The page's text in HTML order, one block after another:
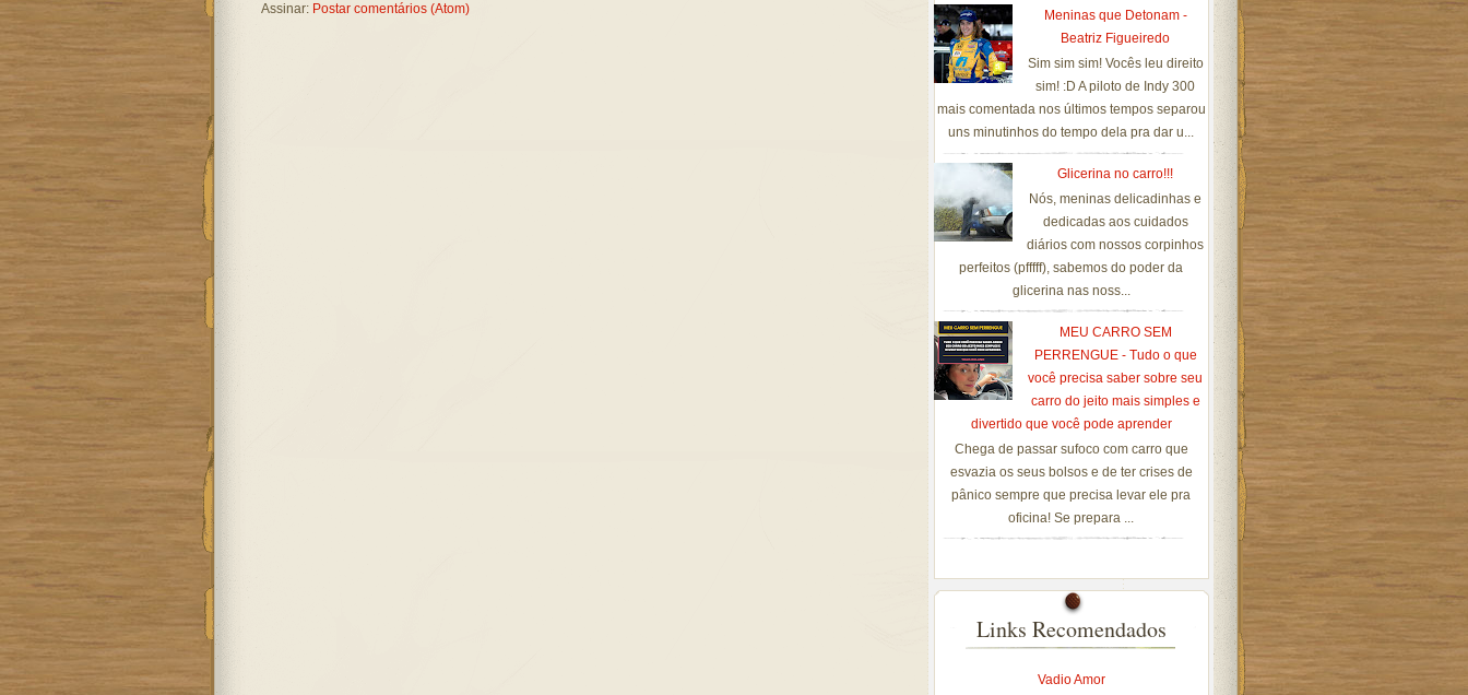
Assinar: Postar comentários (Atom)
Meninas que Detonam -
Beatriz Figueiredo
Sim sim sim! Vocês leu direito
sim! :D A piloto de Indy 300
mais comentada nos últimos tempos separou
uns minutinhos do tempo dela pra dar u...
Glicerina no carro!!!
Nós, meninas delicadinhas e
dedicadas aos cuidados
diários com nossos corpinhos
perfeitos (pfffff), sabemos do poder da
glicerina nas noss...
MEU CARRO SEM
PERRENGUE - Tudo o que
você precisa saber sobre seu
carro do jeito mais simples e
divertido que você pode aprender
Chega de passar sufoco com carro que
esvazia os seus bolsos e de ter crises de
pânico sempre que precisa levar ele pra
oficina! Se prepara ...
Links Recomendados
Vadio Amor